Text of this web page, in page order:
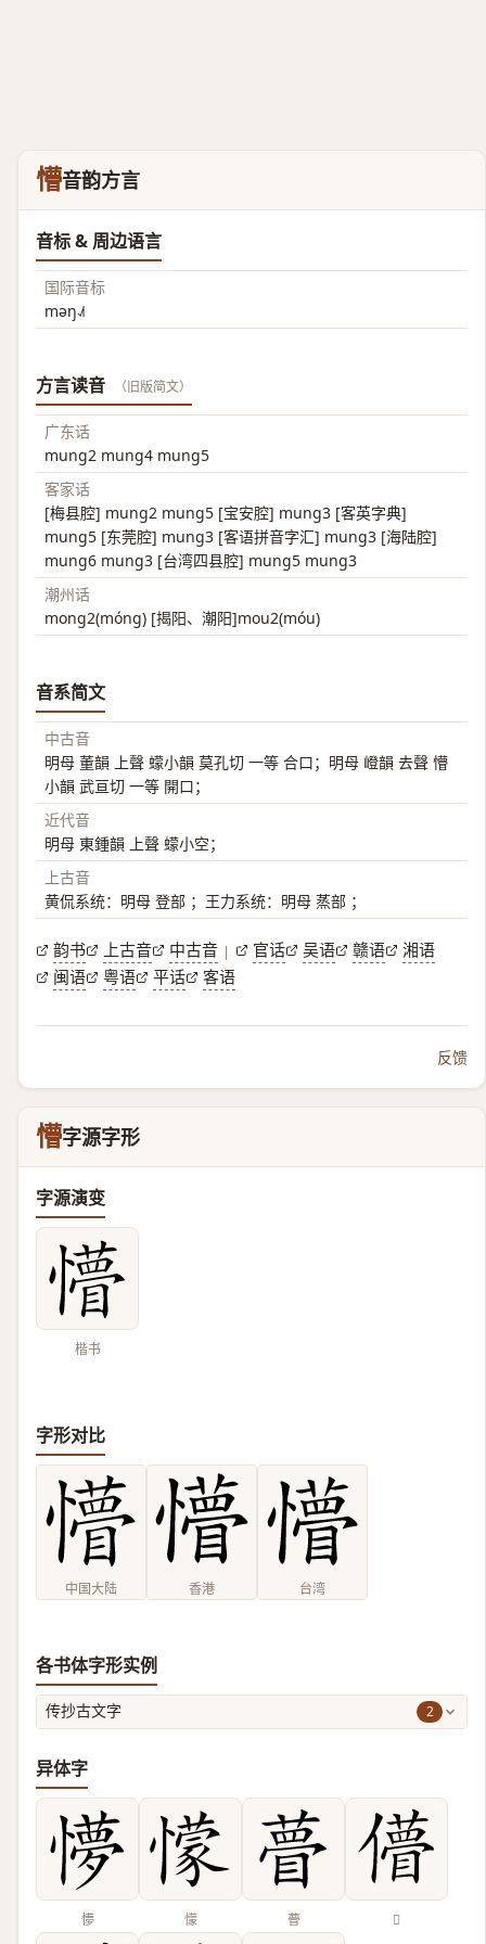
懵音韵方言
音标 & 周边语言
国际音标
məŋ˨˩˦
方言读音 （旧版简文）
广东话
mung2 mung4 mung5
客家话
[梅县腔] mung2 mung5 [宝安腔] mung3 [客英字典]
mung5 [东莞腔] mung3 [客语拼音字汇] mung3 [海陆腔]
mung6 mung3 [台湾四县腔] mung5 mung3
潮州话
mong2(móng) [揭阳、潮阳]mou2(móu)
音系简文
中古音
明母 董韻 上聲 蠓小韻 莫孔切 一等 合口；明母 嶝韻 去聲 懵
小韻 武亘切 一等 開口；
近代音
明母 東鍾韻 上聲 蠓小空；
上古音
黄侃系统：明母 登部 ；王力系统：明母 蒸部 ；
韵书 上古音 中古音 | 官话 吴语 赣语
湘语
闽语
粤语 平话 客语
反馈
懵字源字形
字源演变
楷书
字形对比
中国大陆 香港 台湾
各书体字形实例
传抄古文字 2
异体字
懜 懞 瞢 𠐧